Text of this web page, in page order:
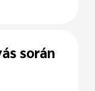
során